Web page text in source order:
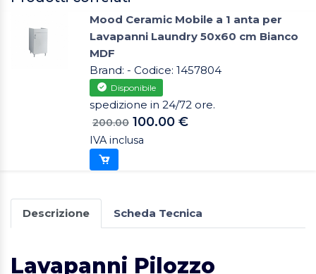
Mood Ceramic Mobile a 1 anta per
Lavapanni Laundry 50x60 cm Bianco
MDF
Brand: - Codice: 1457804
Disponibile
spedizione in 24/72 ore.
200.00 100.00 €
IVA inclusa
Descrizione Scheda Tecnica
Lavapanni Pilozzo